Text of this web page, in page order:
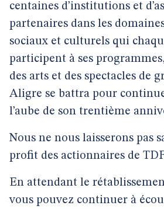
centaines d’institutions et
partenaires dans les
sociaux et culturels qui
participent à ses
des arts et des spectacles de
Aligre se battra pour
l’aube de son trentième
Nous ne nous laisserons pas
profit des actionnaires de
En attendant le
vous pouvez continuer à